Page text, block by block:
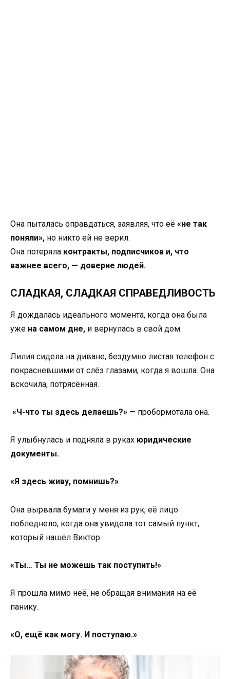
Она пыталась оправдаться, заявляя, что её «не так
поняли», но никто ей не верил.
Она потеряла контракты, подписчиков и, что
важнее всего, — доверие людей.
СЛАДКАЯ, СЛАДКАЯ СПРАВЕДЛИВОСТЬ
Я дождалась идеального момента, когда она была
уже на самом дне, и вернулась в свой дом.
Лилия сидела на диване, бездумно листая телефон с
покрасневшими от слёз глазами, когда я вошла. Она
вскочила, потрясённая.
«Ч-что ты здесь делаешь?» — пробормотала она.
Я улыбнулась и подняла в руках юридические
документы.
«Я здесь живу, помнишь?»
Она вырвала бумаги у меня из рук, её лицо
побледнело, когда она увидела тот самый пункт,
который нашёл Виктор.
«Ты… Ты не можешь так поступить!»
Я прошла мимо неё, не обращая внимания на её
панику.
«О, ещё как могу. И поступаю.»